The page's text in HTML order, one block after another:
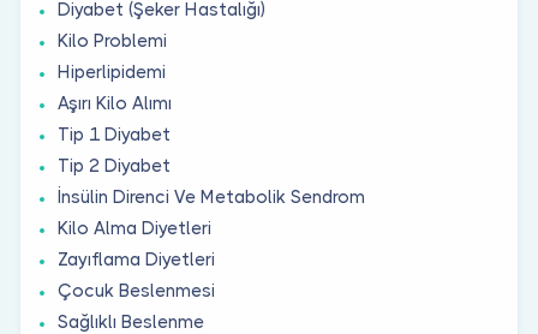
Diyabet (Şeker Hastalığı)
Kilo Problemi
Hiperlipidemi
Aşırı Kilo Alımı
Tip 1 Diyabet
Tip 2 Diyabet
İnsülin Direnci Ve Metabolik Sendrom
Kilo Alma Diyetleri
Zayıflama Diyetleri
Çocuk Beslenmesi
Sağlıklı Beslenme